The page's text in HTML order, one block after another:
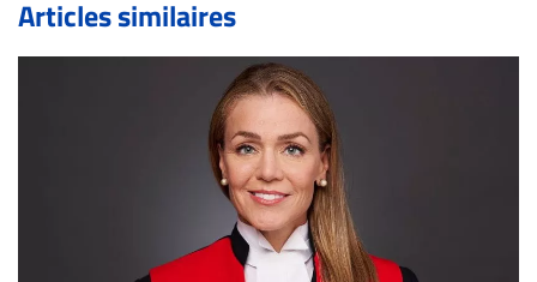
Bien à vous,
La Rédaction de Droit-inc.com
Articles similaires